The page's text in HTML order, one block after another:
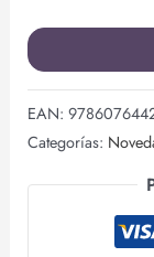
EAN:
Categorías: